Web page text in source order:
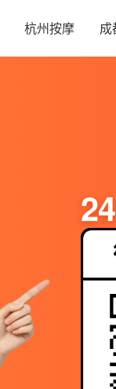
杭州按摩 成